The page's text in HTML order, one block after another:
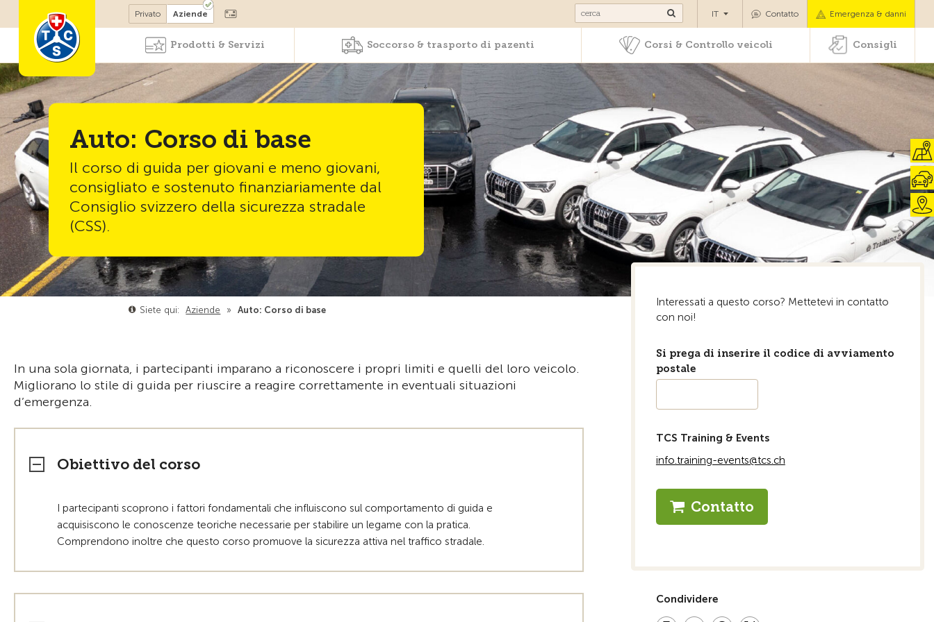
Diventare socio Soccorso & trasporto di pazenti Corsi & Controllo veicoli Consigli
Privato Aziende Contatto Emergenza & danni
IT
Prodotti & Servizi Soccorso & trasporto di pazenti Corsi & Controllo veicoli Consigli
Auto: Corso di base
Il corso di guida per giovani e meno giovani,
consigliato e sostenuto finanziariamente dal
Consiglio svizzero della sicurezza stradale
(CSS).
Siete qui: Aziende » Auto: Corso di base
In una sola giornata, i partecipanti imparano a riconoscere i propri limiti e quelli del loro veicolo.
Migliorano lo stile di guida per riuscire a reagire correttamente in eventuali situazioni
d’emergenza.
Obiettivo del corso
I partecipanti scoprono i fattori fondamentali che influiscono sul comportamento di guida e
acquisiscono le conoscenze teoriche necessarie per stabilire un legame con la pratica.
Comprendono inoltre che questo corso promuove la sicurezza attiva nel traffico stradale.
Interessati a questo corso? Mettetevi in ​​contatto
con noi!
Si prega di inserire il codice di avviamento
postale
TCS Training & Events
info.training-events@tcs.ch
Contatto
Condividere